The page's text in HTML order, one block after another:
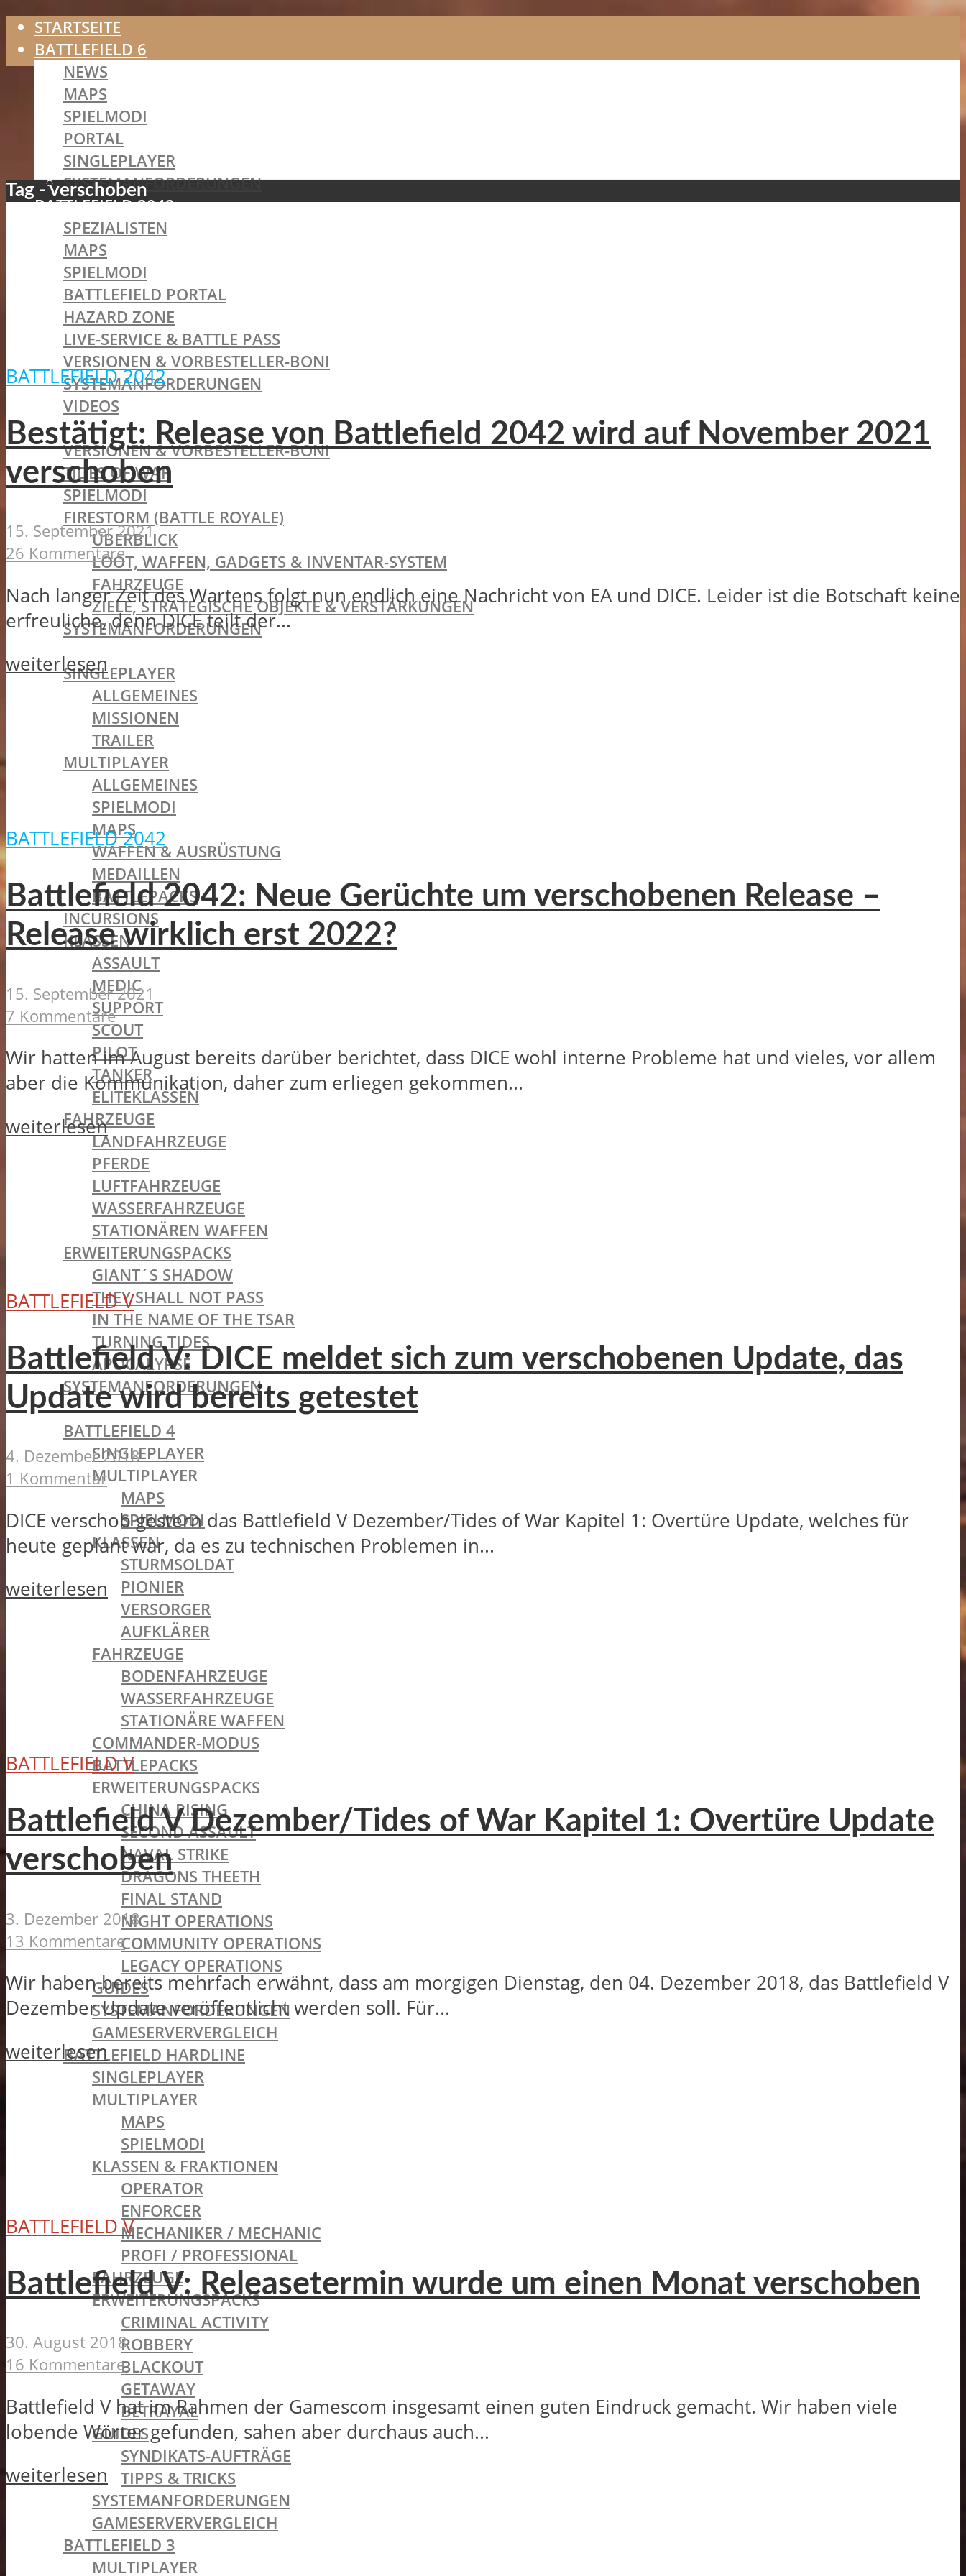
STARTSEITE
BATTLEFIELD 6
NEWS
MAPS
SPIELMODI
PORTAL
SINGLEPLAYER
SYSTEMANFORDERUNGEN
BATTLEFIELD 2042
SPEZIALISTEN
MAPS
SPIELMODI
BATTLEFIELD PORTAL
HAZARD ZONE
LIVE-SERVICE & BATTLE PASS
VERSIONEN & VORBESTELLER-BONI
SYSTEMANFORDERUNGEN
VIDEOS
BATTLEFIELD V
VERSIONEN & VORBESTELLER-BONI
TIDES OF WAR
SPIELMODI
FIRESTORM (BATTLE ROYALE)
ÜBERBLICK
LOOT, WAFFEN, GADGETS & INVENTAR-SYSTEM
FAHRZEUGE
ZIELE, STRATEGISCHE OBJEKTE & VERSTÄRKUNGEN
SYSTEMANFORDERUNGEN
BATTLEFIELD 1
SINGLEPLAYER
ALLGEMEINES
MISSIONEN
TRAILER
MULTIPLAYER
ALLGEMEINES
SPIELMODI
MAPS
WAFFEN & AUSRÜSTUNG
MEDAILLEN
BATTLEPACKS
INCURSIONS
KLASSEN
ASSAULT
MEDIC
SUPPORT
SCOUT
PILOT
TANKER
ELITEKLASSEN
FAHRZEUGE
LANDFAHRZEUGE
PFERDE
LUFTFAHRZEUGE
WASSERFAHRZEUGE
STATIONÄREN WAFFEN
ERWEITERUNGSPACKS
GIANT´S SHADOW
THEY SHALL NOT PASS
IN THE NAME OF THE TSAR
TURNING TIDES
APOCALYPSE
SYSTEMANFORDERUNGEN
BATTLEFIELD OLDIES
BATTLEFIELD 4
SINGLEPLAYER
MULTIPLAYER
MAPS
SPIELMODI
KLASSEN
STURMSOLDAT
PIONIER
VERSORGER
AUFKLÄRER
FAHRZEUGE
BODENFAHRZEUGE
WASSERFAHRZEUGE
STATIONÄRE WAFFEN
COMMANDER-MODUS
BATTLEPACKS
ERWEITERUNGSPACKS
CHINA RISING
SECOND ASSAULT
NAVAL STRIKE
DRAGONS THEETH
FINAL STAND
NIGHT OPERATIONS
COMMUNITY OPERATIONS
LEGACY OPERATIONS
GUIDES
SYSTEMANFORDERUNGEN
GAMESERVERVERGLEICH
BATTLEFIELD HARDLINE
SINGLEPLAYER
MULTIPLAYER
MAPS
SPIELMODI
KLASSEN & FRAKTIONEN
OPERATOR
ENFORCER
MECHANIKER / MECHANIC
PROFI / PROFESSIONAL
FAHRZEUGE
ERWEITERUNGSPACKS
CRIMINAL ACTIVITY
ROBBERY
BLACKOUT
GETAWAY
BETRAYAL
GUIDES
SYNDIKATS-AUFTRÄGE
TIPPS & TRICKS
SYSTEMANFORDERUNGEN
GAMESERVERVERGLEICH
BATTLEFIELD 3
MULTIPLAYER
Tag - verschoben
BATTLEFIELD 2042
Bestätigt: Release von Battlefield 2042 wird auf November 2021
verschoben
15. September 2021
26 Kommentare
Nach langer Zeit des Wartens folgt nun endlich eine Nachricht von EA und DICE. Leider ist die Botschaft keine
erfreuliche, denn DICE teilt der...
weiterlesen
BATTLEFIELD 2042
Battlefield 2042: Neue Gerüchte um verschobenen Release –
Release wirklich erst 2022?
15. September 2021
7 Kommentare
Wir hatten im August bereits darüber berichtet, dass DICE wohl interne Probleme hat und vieles, vor allem
aber die Kommunikation, daher zum erliegen gekommen...
weiterlesen
BATTLEFIELD V
Battlefield V: DICE meldet sich zum verschobenen Update, das
Update wird bereits getestet
4. Dezember 2018
1 Kommentar
DICE verschob gestern das Battlefield V Dezember/Tides of War Kapitel 1: Overtüre Update, welches für
heute geplant war, da es zu technischen Problemen in...
weiterlesen
BATTLEFIELD V
Battlefield V Dezember/Tides of War Kapitel 1: Overtüre Update
verschoben
3. Dezember 2018
13 Kommentare
Wir haben bereits mehrfach erwähnt, dass am morgigen Dienstag, den 04. Dezember 2018, das Battlefield V
Dezember Update veröffentlicht werden soll. Für...
weiterlesen
BATTLEFIELD V
Battlefield V: Releasetermin wurde um einen Monat verschoben
30. August 2018
16 Kommentare
Battlefield V hat im Rahmen der Gamescom insgesamt einen guten Eindruck gemacht. Wir haben viele
lobende Wörter gefunden, sahen aber durchaus auch...
weiterlesen